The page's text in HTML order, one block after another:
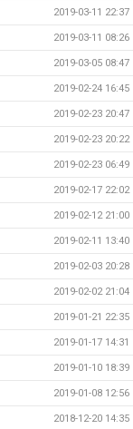
2019-03-11 22:37
2019-03-11 08:26
2019-03-05 08:47
2019-02-24 16:45
2019-02-23 20:47
2019-02-23 20:22
2019-02-23 06:49
2019-02-17 22:02
2019-02-12 21:00
2019-02-11 13:40
2019-02-03 20:28
2019-02-02 21:04
2019-01-21 22:35
2019-01-17 14:31
2019-01-10 18:39
2019-01-08 12:56
2018-12-20 14:35